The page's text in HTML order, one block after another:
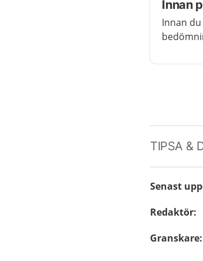
Innan
Innan
TIPSA &
Senast
Redaktör:
Granskare: